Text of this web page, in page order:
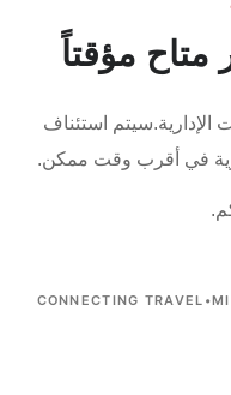
متاح مؤقتاً
الإدارية.سيتم استئناف
في أقرب وقت ممكن.
CONNECTING TRAVEL •